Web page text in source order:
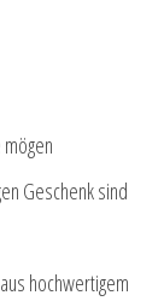
Geschenk sind
hochwertigem